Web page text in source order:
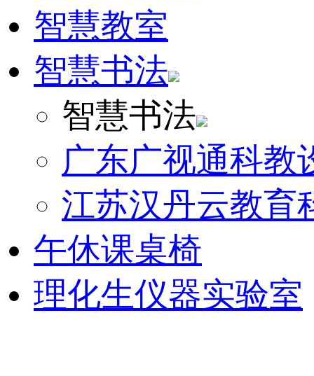
智慧教室
智慧书法
智慧书法
广东广视通科教
江苏汉丹云教育
午休课桌椅
理化生仪器实验室